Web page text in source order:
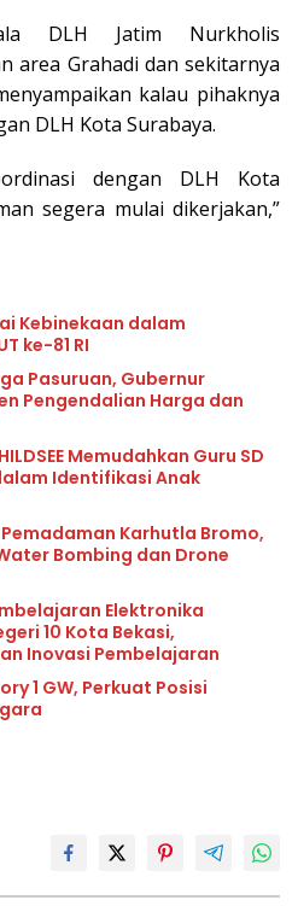
DLH Jatim Nurkholis
area Grahadi dan sekitarnya
kalau pihaknya
DLH Kota Surabaya.
dengan DLH Kota
segera mulai dikerjakan,”
Kebinekaan dalam
ke-81 RI
Pasuruan, Gubernur
Pengendalian Harga dan
Memudahkan Guru SD
Identifikasi Anak
Karhutla Bromo,
Bombing dan Drone
Elektronika
10 Kota Bekasi,
Inovasi Pembelajaran
1 GW, Perkuat Posisi